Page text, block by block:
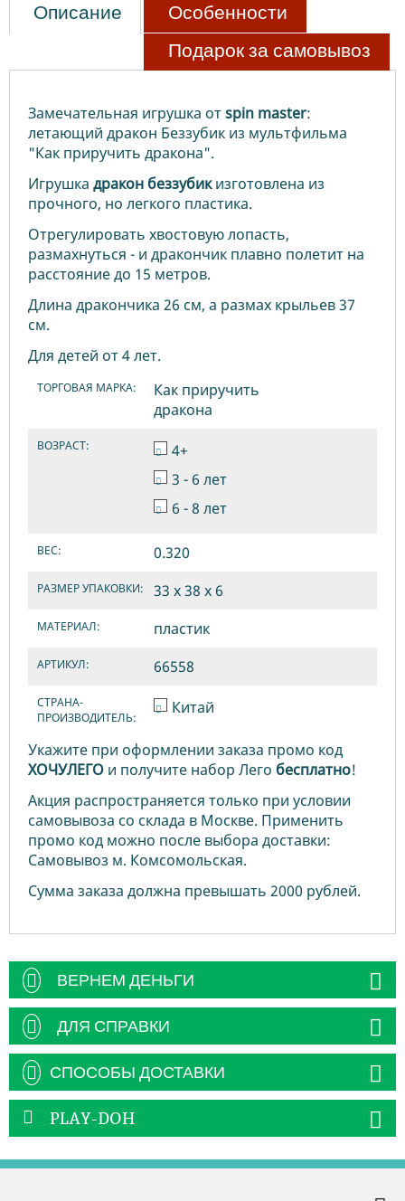
Описание
Особенности
Подарок за самовывоз
Замечательная игрушка отspin master:
летающий дракон Беззубик из мультфильма
"Как приручить дракона".
Игрушка дракон беззубикизготовлена из
прочного, но легкого пластика.
Отрегулировать хвостовую лопасть,
размахнуться - и дракончик плавно полетит на
расстояние до 15 метров.
Длина дракончика 26 см, а размах крыльев 37
см.
Для детей от 4 лет.
ТОРГОВАЯ МАРКА:
Как приручить
дракона
ВОЗРАСТ:
4+
3 - 6 лет
6 - 8 лет
ВЕС: 0.320
РАЗМЕР УПАКОВКИ: 33 х 38 х 6
МАТЕРИАЛ: пластик
АРТИКУЛ: 66558
СТРАНА-
ПРОИЗВОДИТЕЛЬ:
Китай
Укажите при оформлении заказа промо код
ХОЧУЛЕГО и получите набор Лего бесплатно!
Акция распространяется только при условии
самовывоза со склада в Москве. Применить
промо код можно после выбора доставки:
Самовывоз м. Комсомольская.
Сумма заказа должна превышать 2000 рублей.
ВЕРНЕМ ДЕНЬГИ
ДЛЯ СПРАВКИ
СПОСОБЫ ДОСТАВКИ
PLAY-DOH